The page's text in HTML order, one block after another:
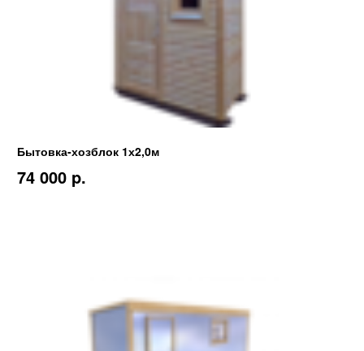
Бытовка-хозблок 1х2,0м
74 000 p.